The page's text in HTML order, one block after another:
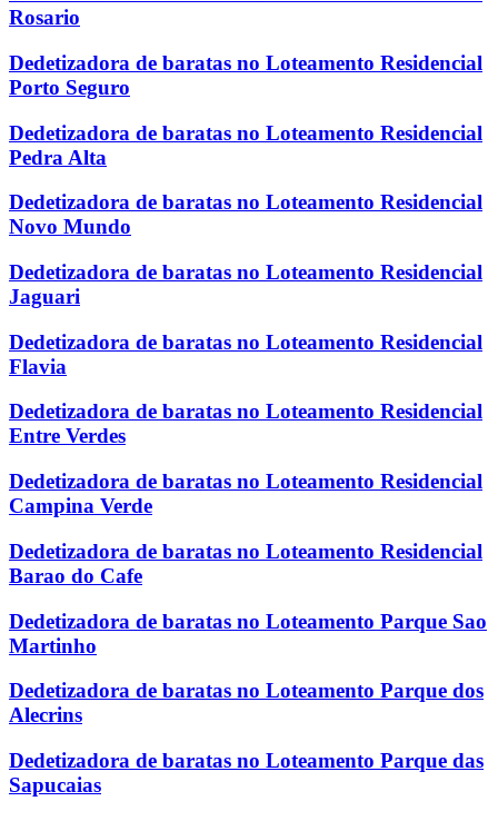
Rosario
Dedetizadora de baratas no Loteamento Residencial
Porto Seguro
Dedetizadora de baratas no Loteamento Residencial
Pedra Alta
Dedetizadora de baratas no Loteamento Residencial
Novo Mundo
Dedetizadora de baratas no Loteamento Residencial
Jaguari
Dedetizadora de baratas no Loteamento Residencial
Flavia
Dedetizadora de baratas no Loteamento Residencial
Entre Verdes
Dedetizadora de baratas no Loteamento Residencial
Campina Verde
Dedetizadora de baratas no Loteamento Residencial
Barao do Cafe
Dedetizadora de baratas no Loteamento Parque Sao
Martinho
Dedetizadora de baratas no Loteamento Parque dos
Alecrins
Dedetizadora de baratas no Loteamento Parque das
Sapucaias